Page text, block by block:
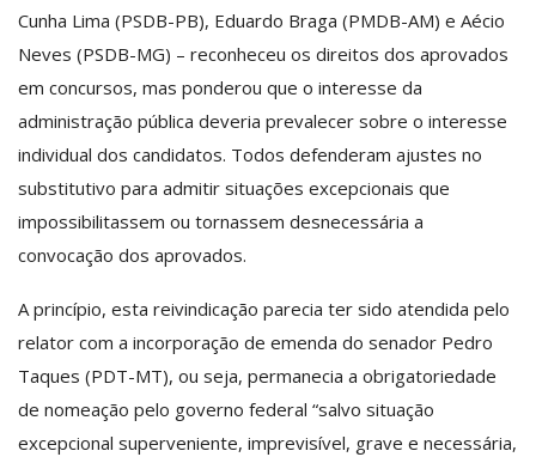
Cunha Lima (PSDB-PB), Eduardo Braga (PMDB-AM) e Aécio
Neves (PSDB-MG) – reconheceu os direitos dos aprovados
em concursos, mas ponderou que o interesse da
administração pública deveria prevalecer sobre o interesse
individual dos candidatos. Todos defenderam ajustes no
substitutivo para admitir situações excepcionais que
impossibilitassem ou tornassem desnecessária a
convocação dos aprovados.
A princípio, esta reivindicação parecia ter sido atendida pelo
relator com a incorporação de emenda do senador Pedro
Taques (PDT-MT), ou seja, permanecia a obrigatoriedade
de nomeação pelo governo federal “salvo situação
excepcional superveniente, imprevisível, grave e necessária,